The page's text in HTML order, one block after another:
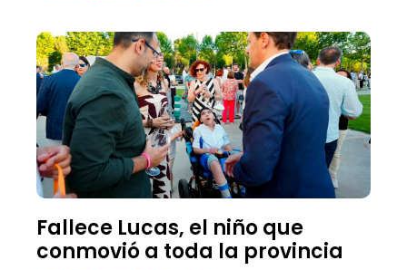
Fallece Lucas, el niño que
conmovió a toda la provincia